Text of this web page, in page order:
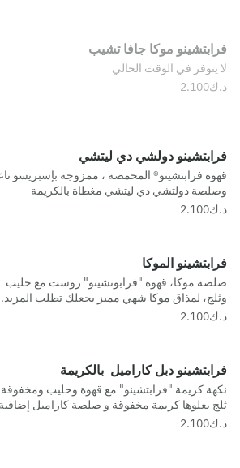
فرابتشينو موكا جافا تشيب
لا يتوفر في الوقت الحالي
فرابتشينو دولشي دي ليتشي
قهوة فرابتشينو® المحمصة ، ممزوجة بإسبريسو
وصلصة دولتشي دي ليتشي مغطاة بالكريمة
المخفوقة. مسببات الحساسية- حليب, كبريتيت
فرابتشينو الموكا
صلصة موكا، قهوة "فرابوتشينو" روست مع حليب
وثلج، لمذاق موكا شهي مميز يجعلك تطلب المزيد.
مسببات الحساسية- حليب, كبريتيت
فرابتشينو دبل كاراميل بالكريمة
نكهة كريمة "فرابتشينو" مع قهوة وحليب
ثلج يعلوها كريمة مخفوقة و صلصة كاراميل
يمكننا أن نضمن خلو أي من منتجاتنا من المواد